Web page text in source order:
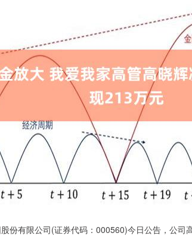
份有限公司(证券代码：000560)今日公告，公司